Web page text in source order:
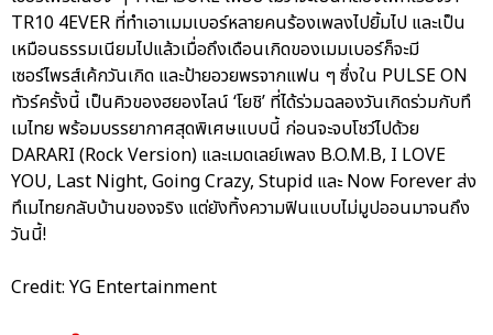
TR10 4EVER ที่ทำเอาเมมเบอร์หลายคนร้องเพลงไปยิ้มไป และเป็น
เหมือนธรรมเนียมไปแล้วเมื่อถึงเดือนเกิดของเมมเบอร์ก็จะมี
เซอร์ไพรส์เค้กวันเกิด และป้ายอวยพรจากแฟน ๆ ซึ่งใน PULSE ON
ทัวร์ครั้งนี้ เป็นคิวของฮยองไลน์ ‘โยชิ’ ที่ได้ร่วมฉลองวันเกิดร่วมกับทึ
เมไทย พร้อมบรรยากาศสุดพิเศษแบบนี้ ก่อนจะจบโชว์ไปด้วย
DARARI (Rock Version) และเมดเลย์เพลง B.O.M.B, I LOVE
YOU, Last Night, Going Crazy, Stupid และ Now Forever ส่ง
ทึเมไทยกลับบ้านของจริง แต่ยังทิ้งความฟินแบบไม่มูปออนมาจนถึง
วันนี้!
Credit: YG Entertainment